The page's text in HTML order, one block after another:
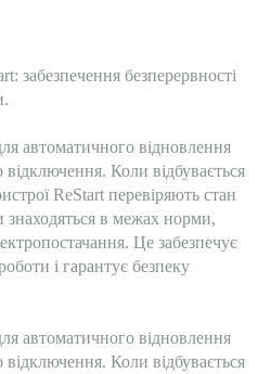
забезпечення безперервності
автоматичного відновлення
відключення. Коли відбувається
ReStart перевіряють стан
знаходяться в межах норми,
Це забезпечує
і гарантує безпеку
автоматичного відновлення
відключення. Коли відбувається